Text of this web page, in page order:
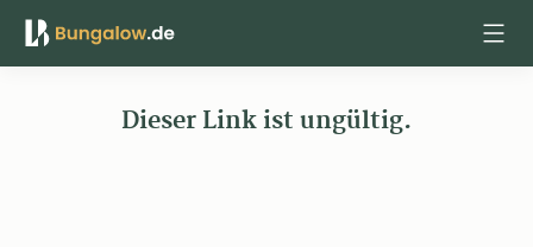
Dieser Link ist ungültig.